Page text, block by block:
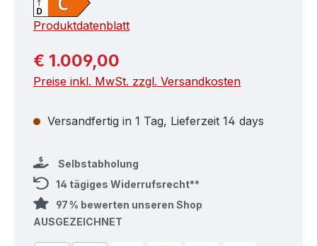
Produktdatenblatt
Regulärer Preis:
€ 1.009,00
Preise inkl. MwSt. zzgl. Versandkosten
Versandfertig in 1 Tag, Lieferzeit 14 days
Selbstabholung
14 tägiges Widerrufsrecht**
97 % bewerten unseren Shop
AUSGEZEICHNET